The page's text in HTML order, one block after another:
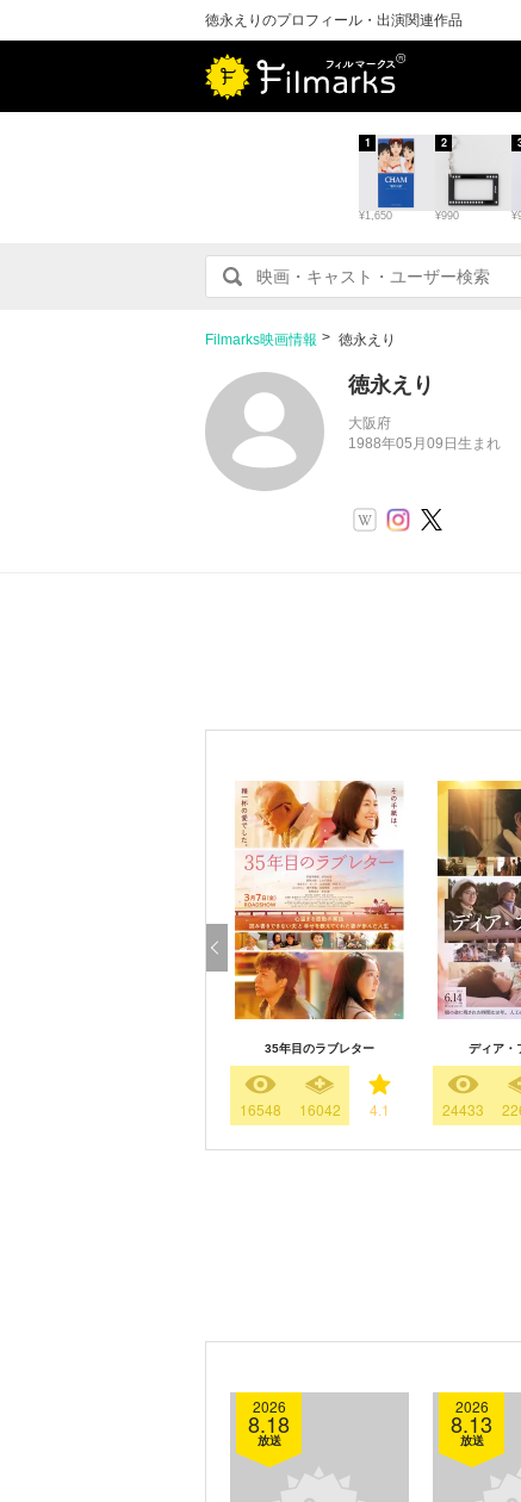
徳永えりのプロフィール・出演関連作品
¥1,650
1
¥990
2
Filmarks映画情報 徳永えり
徳永えり
大阪府
1988年05月09日生まれ
35年目のラブレター
16548 16042 4.1
ディア・
24433
2026
8.18
放送
2026
8.13
放送